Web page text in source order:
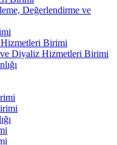
Değerlendirme ve
Hizmetleri Birimi
Diyaliz Hizmetleri Birimi